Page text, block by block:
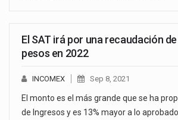
El SAT irá por una recaudación
pesos en 2022
INCOMEX Sep 8, 2021
El monto es el más grande que se ha
de Ingresos y es 13% mayor a lo